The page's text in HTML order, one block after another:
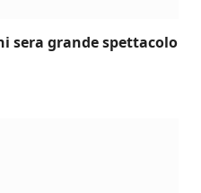
sera grande spettacolo